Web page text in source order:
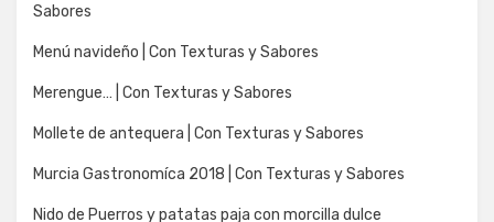
Sabores
Menú navideño | Con Texturas y Sabores
Merengue… | Con Texturas y Sabores
Mollete de antequera | Con Texturas y Sabores
Murcia Gastronomíca 2018 | Con Texturas y Sabores
Nido de Puerros y patatas paja con morcilla dulce